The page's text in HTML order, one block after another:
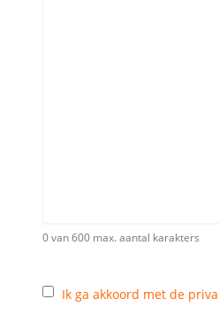
0 van 600 max. aantal karakters
Consent *
Ik ga akkoord met de